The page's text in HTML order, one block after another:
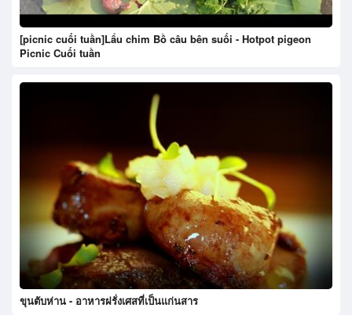
[picnic cuối tuần]Lẩu chim Bồ câu bên suối - Hotpot pigeon
Picnic Cuối tuần
ขุนตับห่าน - อาหารฝรั่งเศสที่เป็นแก่นสาร